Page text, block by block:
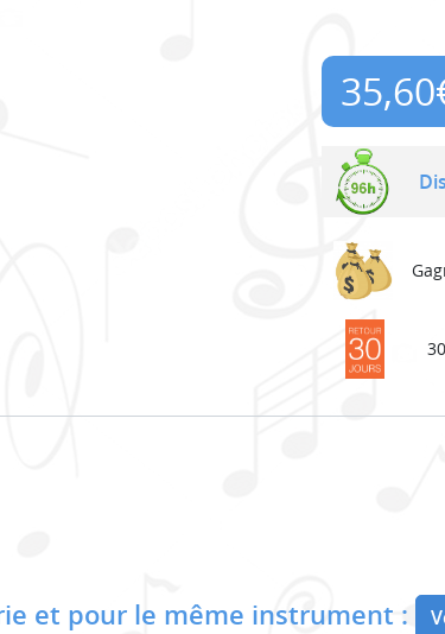
35,60
et pour le même instrument :